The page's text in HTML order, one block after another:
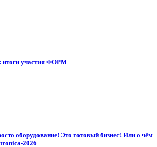
итоги участия ФОРМ
оборудование! Это готовый бизнес! Или о чём